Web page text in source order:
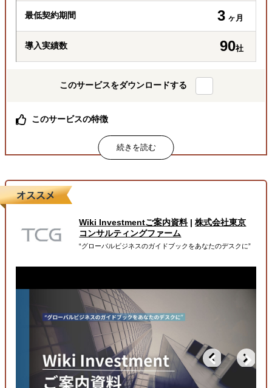
最低契約期間 3 ヶ月
導入実績数 90社
このサービスをダウンロードする
このサービスの特徴
総合商社出身社をはじめ、経験豊富な専門チームが巻き取
月額定額で、商社機能を “まるごと”一括代行
属するジャンル
海外進出総合支援 販路拡大（営業代行・販売代理店探し）
輸出入・貿易・通関
どの国に進出するべきか決めたい
自社商材の現地でのニーズを知りたい
許認可や規制調査など輸出／販売の準備をしたい
Wiki Investmentご案内資料|株式会社東京
コンサルティングファーム
“グローバルビジネスのガイドブックをあなたのデスクに”